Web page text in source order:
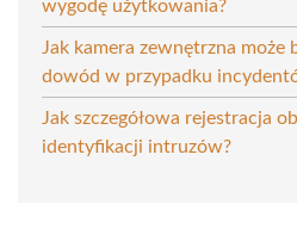
wygodę użytkowania?
Jak kamera zewnętrzna może
dowód w przypadku
Jak szczegółowa rejestracja
identyfikacji intruzów?